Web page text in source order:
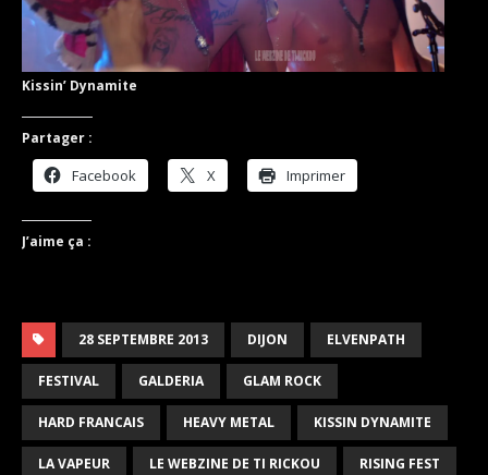
Kissin’ Dynamite
Partager :
Facebook X Imprimer
J’aime ça :
28 SEPTEMBRE 2013 DIJON ELVENPATH
FESTIVAL GALDERIA GLAM ROCK
HARD FRANCAIS HEAVY METAL KISSIN DYNAMITE
LA VAPEUR LE WEBZINE DE TI RICKOU RISING FEST